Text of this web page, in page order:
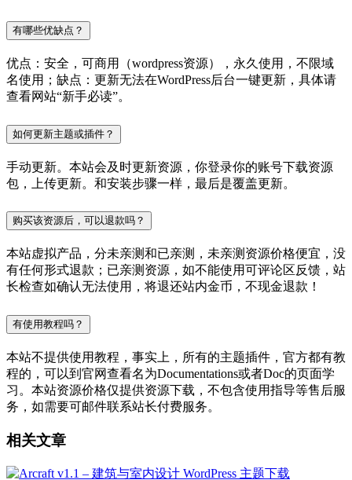
有哪些优缺点？
优点：安全，可商用（wordpress资源），永久使用，不限域
名使用；缺点：更新无法在WordPress后台一键更新，具体请
查看网站“新手必读”。
如何更新主题或插件？
手动更新。本站会及时更新资源，你登录你的账号下载资源
包，上传更新。和安装步骤一样，最后是覆盖更新。
购买该资源后，可以退款吗？
本站虚拟产品，分未亲测和已亲测，未亲测资源价格便宜，没
有任何形式退款；已亲测资源，如不能使用可评论区反馈，站
长检查如确认无法使用，将退还站内金币，不现金退款！
有使用教程吗？
本站不提供使用教程，事实上，所有的主题插件，官方都有教
程的，可以到官网查看名为Documentations或者Doc的页面学
习。本站资源价格仅提供资源下载，不包含使用指导等售后服
务，如需要可邮件联系站长付费服务。
相关文章